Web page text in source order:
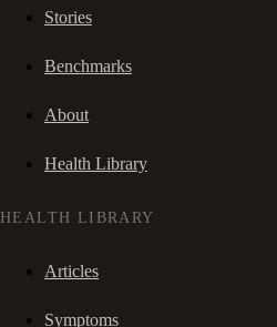
Stories
Benchmarks
About
Health Library
HEALTH LIBRARY
Articles
Symptoms